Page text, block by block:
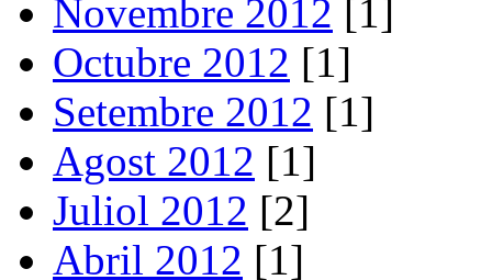
Novembre 2012 [1]
Octubre 2012 [1]
Setembre 2012 [1]
Agost 2012 [1]
Juliol 2012 [2]
Abril 2012 [1]